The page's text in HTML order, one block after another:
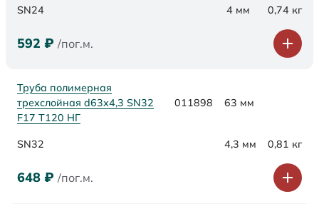
SN24 4 мм 0,74 кг
592 ₽ /пог.м.
Труба полимерная
трехслойная d63х4,3 SN32
F17 Т120 НГ
011898 63 мм
SN32 4,3 мм 0,81 кг
648 ₽ /пог.м.